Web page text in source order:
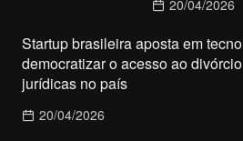
20/04/2026
Startup brasileira aposta em
democratizar o acesso ao
jurídicas no país
20/04/2026